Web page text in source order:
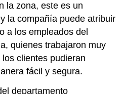
la zona, este es un
la compañía puede atribuir
a los empleados del
quienes trabajaron muy
clientes pudieran
fácil y segura.
departamento